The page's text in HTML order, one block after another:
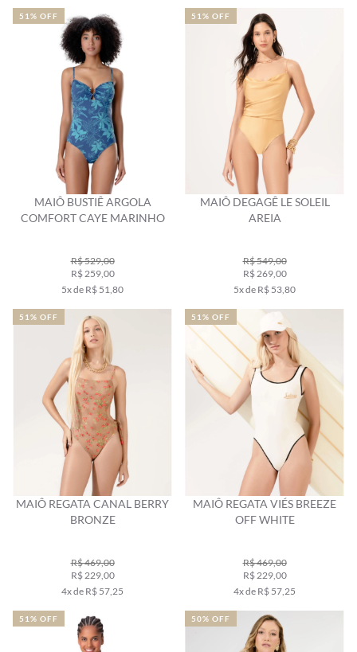
MAIÔ BUSTIÊ ARGOLA
COMFORT CAYE MARINHO
R$ 529,00
R$ 259,00
5x de R$ 51,80
51% OFF
MAIÔ DEGAGÊ LE SOLEIL
AREIA
R$ 549,00
R$ 269,00
5x de R$ 53,80
51% OFF
MAIÔ REGATA CANAL BERRY
BRONZE
R$ 469,00
R$ 229,00
4x de R$ 57,25
51% OFF
MAIÔ REGATA VIÉS BREEZE
OFF WHITE
R$ 469,00
R$ 229,00
4x de R$ 57,25
51% OFF
51% OFF 50% OFF